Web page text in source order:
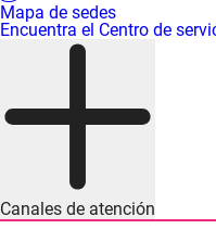
Mapa de sedes
Encuentra el Centro de
Canales de atención